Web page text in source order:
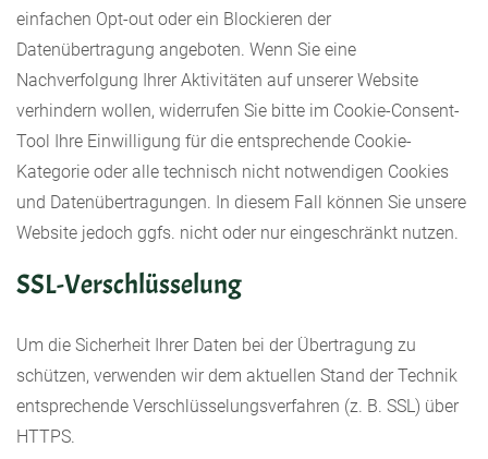
einfachen Opt-out oder ein Blockieren der
Datenübertragung angeboten. Wenn Sie eine
Nachverfolgung Ihrer Aktivitäten auf unserer Website
verhindern wollen, widerrufen Sie bitte im Cookie-Consent-
Tool Ihre Einwilligung für die entsprechende Cookie-
Kategorie oder alle technisch nicht notwendigen Cookies
und Datenübertragungen. In diesem Fall können Sie unsere
Website jedoch ggfs. nicht oder nur eingeschränkt nutzen.
SSL-Verschlüsselung
Um die Sicherheit Ihrer Daten bei der Übertragung zu
schützen, verwenden wir dem aktuellen Stand der Technik
entsprechende Verschlüsselungsverfahren (z. B. SSL) über
HTTPS.